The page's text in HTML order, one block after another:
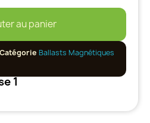
au panier
Catégorie Ballasts Magnétiques
1